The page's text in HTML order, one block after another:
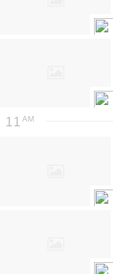
11